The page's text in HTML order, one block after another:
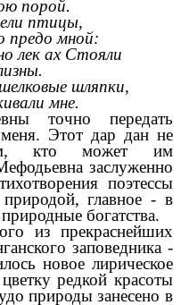
порой.
птицы,
предо мной:
лек ах Стояли
шляпки,
мне.
точно передать
Этот дар дан не
кто может им
заслуженно
поэтессы
главное - в
богатства.
из прекраснейших
заповедника -
новое лирическое
редкой красоты
природы занесено в